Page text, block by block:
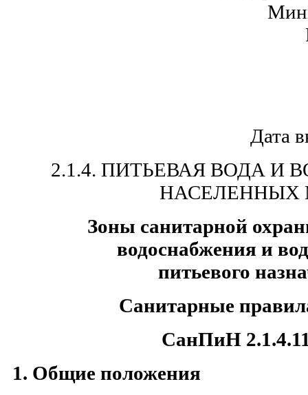
Дата
2.1.4. ПИТЬЕВАЯ ВОДА И
НАСЕЛЕННЫХ
Зоны санитарной
водоснабжения и
питьевого
Санитарные
СанПиН
1. Общие положения